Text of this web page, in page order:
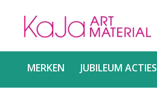
MERKEN JUBILEUM ACTIES